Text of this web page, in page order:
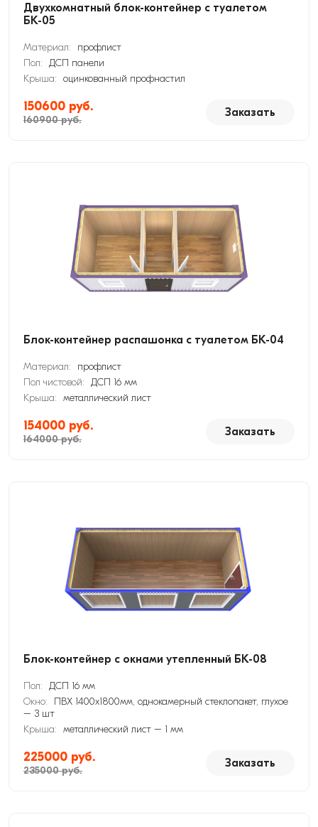
Двухкомнатный блок-контейнер с туалетом
БК-05
Материал:
профлист
Пол: ДСП панели
Крыша: оцинкованный профнастил
150600 руб.
160900 руб.
Заказать
Блок-контейнер распашонка с туалетом БК-04
Материал:
профлист
Пол чистовой: ДСП 16 мм
Крыша: металлический лист
154000 руб.
164000 руб.
Заказать
Блок-контейнер с окнами утепленный БК-08
Пол: ДСП 16 мм
Окно:
ПВХ 1400х1800мм, однокамерный стеклопакет, глухое
– 3 шт
Крыша: металлический лист – 1 мм
225000 руб.
235000 руб.
Заказать